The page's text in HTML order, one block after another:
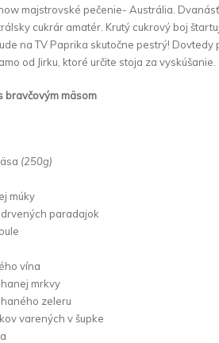
majstrovské pečenie- Austrália.
cukrár amatér. Krutý cukrový boj
na TV Paprika skutočne pestrý!
od Jirku, ktoré určite stoja za vyskúšanie.
bravčovým mäsom
(250g)
múky
paradajok
vína
mrkvy
zeleru
varených v šupke